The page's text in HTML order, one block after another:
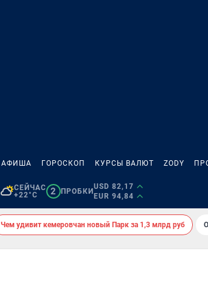
АФИША ГОРОСКОП КУРСЫ ВАЛЮТ ZODY
СЕЙЧАС
+22°C
2 ПРОБКИ
USD 82,17
EUR 94,84
Чем удивит кемеровчан новый Парк за 1,3 млрд руб